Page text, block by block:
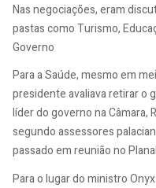
Nas negociações, eram
pastas como Turismo,
Governo
Para a Saúde, mesmo em
presidente avaliava retirar o
líder do governo na Câmara,
segundo assessores
passado em reunião no
Para o lugar do ministro